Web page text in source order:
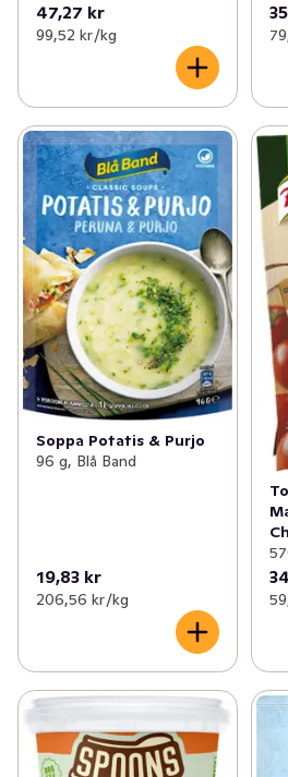
47,27 kr
99,52 kr /kg
Soppa Potatis & Purjo
96 g, Blå Band
19,83 kr
206,56 kr /kg